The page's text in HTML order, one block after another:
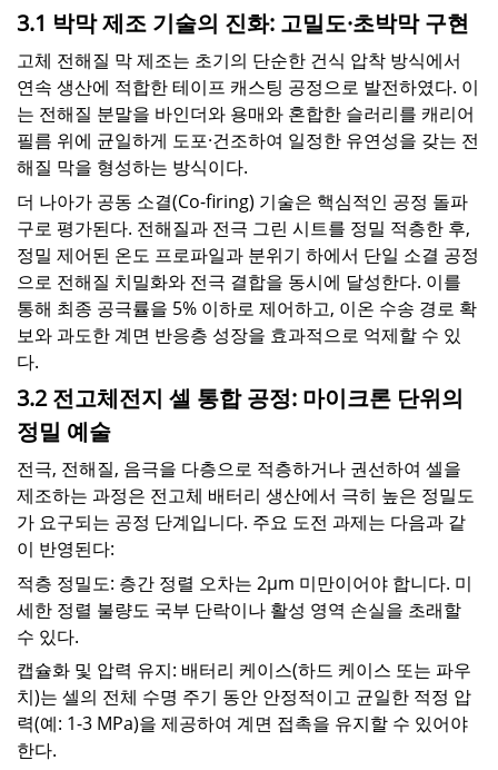
3.1 박막 제조 기술의 진화: 고밀도·초박막 구현
고체 전해질 막 제조는 초기의 단순한 건식 압착 방식에서
연속 생산에 적합한 테이프 캐스팅 공정으로 발전하였다. 이
는 전해질 분말을 바인더와 용매와 혼합한 슬러리를 캐리어
필름 위에 균일하게 도포·건조하여 일정한 유연성을 갖는 전
해질 막을 형성하는 방식이다.
더 나아가 공동 소결(Co-firing) 기술은 핵심적인 공정 돌파
구로 평가된다. 전해질과 전극 그린 시트를 정밀 적층한 후,
정밀 제어된 온도 프로파일과 분위기 하에서 단일 소결 공정
으로 전해질 치밀화와 전극 결합을 동시에 달성한다. 이를
통해 최종 공극률을 5% 이하로 제어하고, 이온 수송 경로 확
보와 과도한 계면 반응층 성장을 효과적으로 억제할 수 있
다.
3.2 전고체전지 셀 통합 공정: 마이크론 단위의
정밀 예술
전극, 전해질, 음극을 다층으로 적층하거나 권선하여 셀을
제조하는 과정은 전고체 배터리 생산에서 극히 높은 정밀도
가 요구되는 공정 단계입니다. 주요 도전 과제는 다음과 같
이 반영된다:
적층 정밀도: 층간 정렬 오차는 2μm 미만이어야 합니다. 미
세한 정렬 불량도 국부 단락이나 활성 영역 손실을 초래할
수 있다.
캡슐화 및 압력 유지: 배터리 케이스(하드 케이스 또는 파우
치)는 셀의 전체 수명 주기 동안 안정적이고 균일한 적정 압
력(예: 1-3 MPa)을 제공하여 계면 접촉을 유지할 수 있어야
한다.